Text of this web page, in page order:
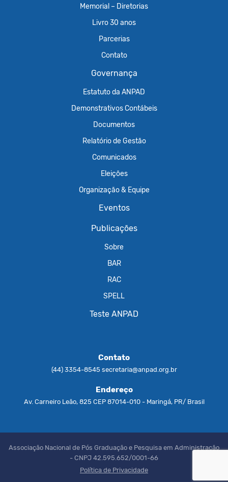
Memorial – Diretorias
Livro 30 anos
Parcerias
Contato
Governança
Estatuto da ANPAD
Demonstrativos Contábeis
Documentos
Relatório de Gestão
Comunicados
Eleições
Organização & Equipe
Eventos
Publicações
Sobre
BAR
RAC
SPELL
Teste ANPAD
Contato
(44) 3354-8545 secretaria@anpad.org.br
Endereço
Av. Carneiro Leão, 825 CEP 87014-010 - Maringá, PR/ Brasil
Associação Nacional de Pós Graduação e Pesquisa em Administração
- CNPJ 42.595.652/0001-66
Política de Privacidade